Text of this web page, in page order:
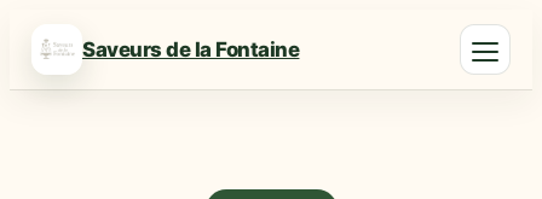
Saveurs de la Fontaine